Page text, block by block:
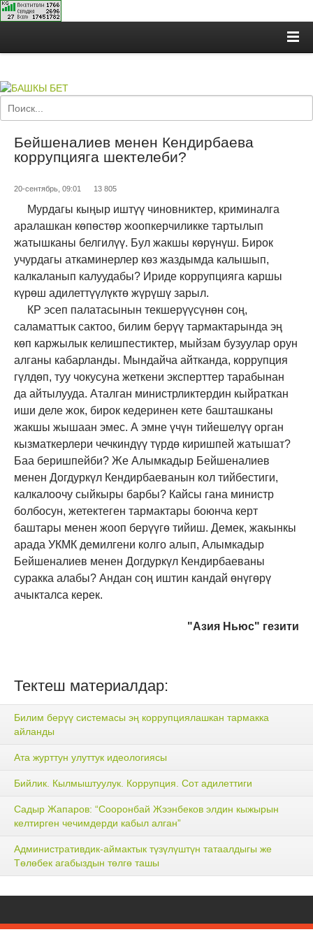
Бейшеналиев менен Кендирбаева
коррупцияга шектелеби?
20-сентябрь, 09:01 13 805
Мурдагы кыңыр иштүү чиновниктер, криминалга
аралашкан көпөстөр жоопкерчиликке тартылып
жатышканы белгилүү. Бул жакшы көрүнүш. Бирок
учурдагы аткаминерлер көз жаздымда калышып,
калкаланып калуудабы? Ириде коррупцияга каршы
күрөш адилеттүүлүктө жүрүшү зарыл.
КР эсеп палатасынын текшерүүсүнөн соң,
саламаттык сактоо, билим берүү тармактарында эң
көп каржылык келишпестиктер, мыйзам бузуулар орун
алганы кабарланды. Мындайча айтканда, коррупция
гүлдөп, туу чокусуна жеткени эксперттер тарабынан
да айтылууда. Аталган министрликтердин кыйраткан
иши деле жок, бирок кедеринен кете башташканы
жакшы жышаан эмес. А эмне үчүн тийешелүү орган
кызматкерлери чечкиндүү түрдө киришпей жатышат?
Баа беришпейби? Же Алымкадыр Бейшеналиев
менен Догдуркүл Кендирбаеванын кол тийбестиги,
калкалоочу сыйкыры барбы? Кайсы гана министр
болбосун, жетектеген тармактары боюнча керт
баштары менен жооп берүүгө тийиш. Демек, жакынкы
арада УКМК демилгени колго алып, Алымкадыр
Бейшеналиев менен Догдуркүл Кендирбаеваны
суракка алабы? Андан соң иштин кандай өнүгөрү
ачыкталса керек.
"Азия Ньюс" гезити
Тектеш материалдар:
Билим берүү системасы эң коррупциялашкан тармакка
айланды
Ата журттун улуттук идеологиясы
Бийлик. Кылмыштуулук. Коррупция. Сот адилеттиги
Садыр Жапаров: “Сооронбай Жээнбеков элдин кыжырын
келтирген чечимдерди кабыл алган”
Административдик-аймактык түзүлүштүн татаалдыгы же
Төлөбек агабыздын төлгө ташы